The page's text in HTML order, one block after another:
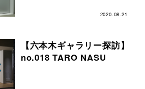
2020.08.21
【六本木ギャラリー探訪】
no.018 TARO NASU